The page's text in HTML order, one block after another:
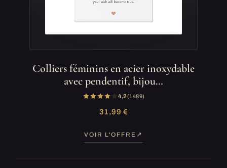
Colliers féminins en acier inoxydable
avec pendentif, bijou…
4,2(1 489)
31,99 €
VOIR L'OFFRE